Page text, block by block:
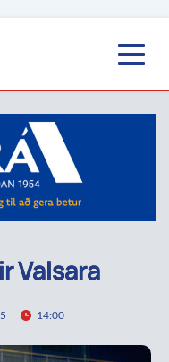
Valsara
14:00